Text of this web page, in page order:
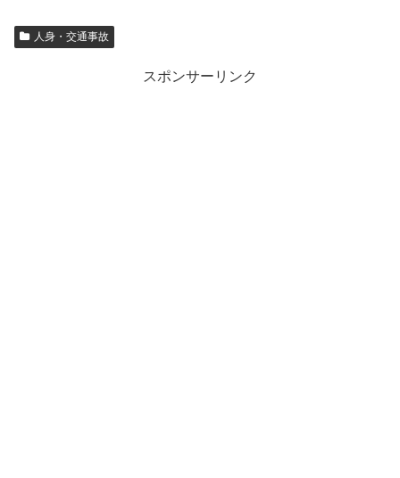
人身・交通事故
スポンサーリンク